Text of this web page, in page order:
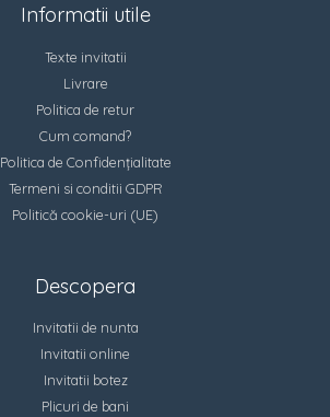
Informatii utile
Texte invitatii
Livrare
Politica de retur
Cum comand?
Politica de Confidențialitate
Termeni si conditii GDPR
Politică cookie-uri (UE)
Descopera
Invitatii de nunta
Invitatii online
Invitatii botez
Plicuri de bani